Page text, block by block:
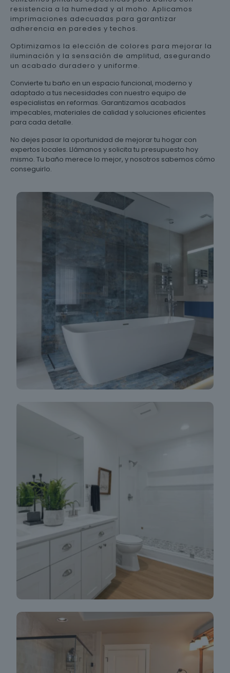
resistencia a la humedad y al moho. Aplicamos
imprimaciones adecuadas para garantizar
adherencia en paredes y techos.
Optimizamos la elección de colores para mejorar la
iluminación y la sensación de amplitud, asegurando
un acabado duradero y uniforme.
Convierte tu baño en un espacio funcional, moderno y
adaptado a tus necesidades con nuestro equipo de
especialistas en reformas. Garantizamos acabados
impecables, materiales de calidad y soluciones eficientes
para cada detalle.
No dejes pasar la oportunidad de mejorar tu hogar con
expertos locales. Llámanos y solicita tu presupuesto hoy
mismo. Tu baño merece lo mejor, y nosotros sabemos cómo
conseguirlo.